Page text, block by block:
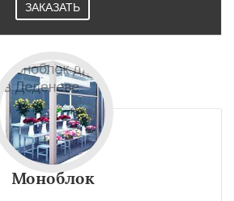
Запрудная
Измайлово
Красково
Лесной
Лотошино
ЗАКАЗАТЬ
Моноблок
ПОДРОБНЕЕ